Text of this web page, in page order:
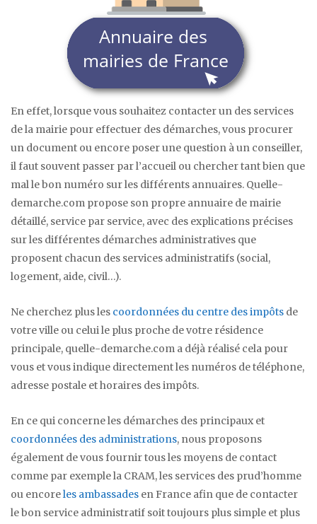
En effet, lorsque vous souhaitez contacter un des services
de la mairie pour effectuer des démarches, vous procurer
un document ou encore poser une question à un conseiller,
il faut souvent passer par l’accueil ou chercher tant bien que
mal le bon numéro sur les différents annuaires. Quelle-
demarche.com propose son propre annuaire de mairie
détaillé, service par service, avec des explications précises
sur les différentes démarches administratives que
proposent chacun des services administratifs (social,
logement, aide, civil…).
Ne cherchez plus les coordonnées du centre des impôts de
votre ville ou celui le plus proche de votre résidence
principale, quelle-demarche.com a déjà réalisé cela pour
vous et vous indique directement les numéros de téléphone,
adresse postale et horaires des impôts.
En ce qui concerne les démarches des principaux et
coordonnées des administrations, nous proposons
également de vous fournir tous les moyens de contact
comme par exemple la CRAM, les services des prud’homme
ou encoreles ambassades en France afin que de contacter
le bon service administratif soit toujours plus simple et plus